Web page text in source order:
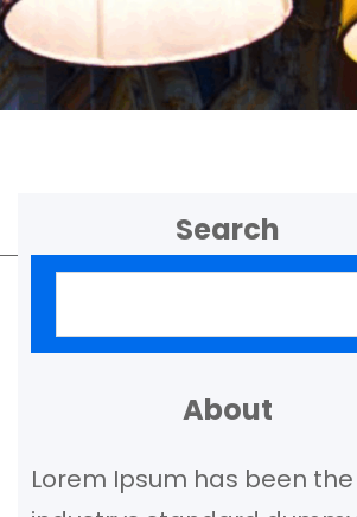
Search
e
n
About
Lorem Ipsum has been the